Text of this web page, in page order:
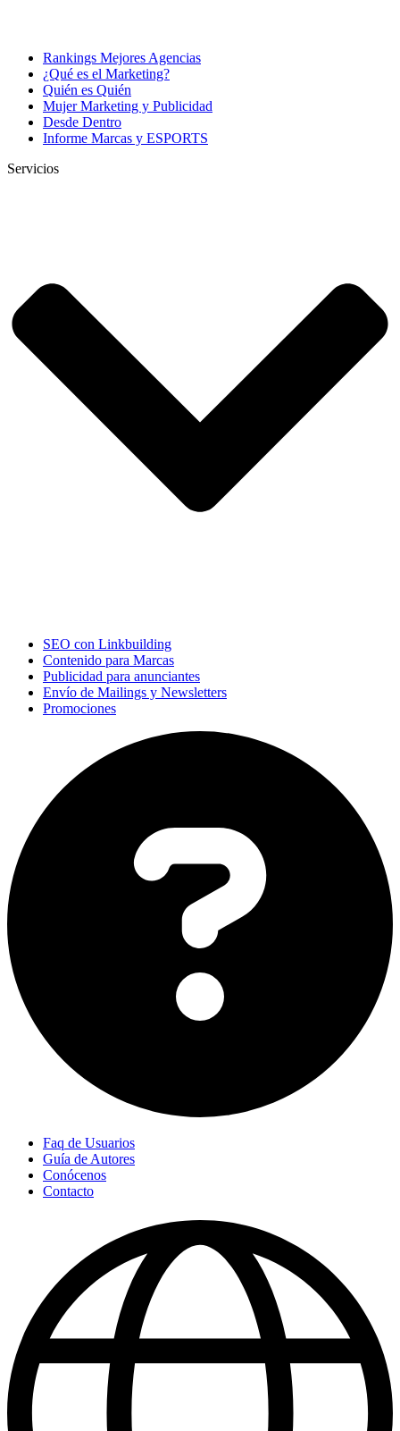
Rankings Mejores Agencias
¿Qué es el Marketing?
Quién es Quién
Mujer Marketing y Publicidad
Desde Dentro
Informe Marcas y ESPORTS
Servicios
SEO con Linkbuilding
Contenido para Marcas
Publicidad para anunciantes
Envío de Mailings y Newsletters
Promociones
Faq de Usuarios
Guía de Autores
Conócenos
Contacto